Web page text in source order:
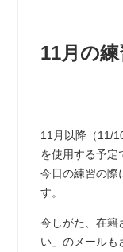
11月の
11月以降（11/
を使用する予定
今日の練習の際
す。
今しがた、在籍
い」のメールも